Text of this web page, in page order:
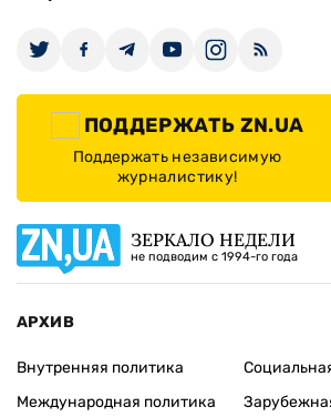
ПОДДЕРЖАТЬ ZN.UA
Поддержать независимую
журналистику!
ЗЕРКАЛО НЕДЕЛИ
не подводим с 1994-го года
АРХИВ
Внутренняя политика
Международная политика